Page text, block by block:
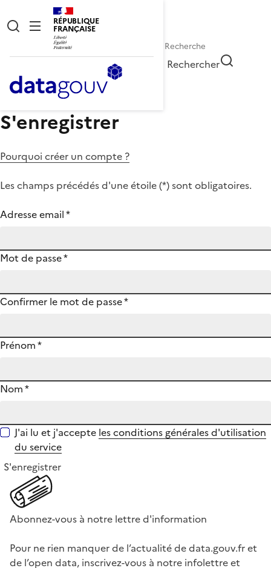
RÉPUBLIQUE
FRANÇAISE
Rechercher
S'enregistrer
Pourquoi créer un compte ?
Les champs précédés d'une étoile (*) sont obligatoires.
Adresse email*
Mot de passe*
Confirmer le mot de passe*
Prénom*
Nom*
J'ai lu et j'accepte les conditions générales d'utilisation
du service
S'enregistrer
Abonnez-vous à notre lettre d'information
Pour ne rien manquer de l’actualité de data.gouv.fr et
de l’open data, inscrivez-vous à notre infolettre et